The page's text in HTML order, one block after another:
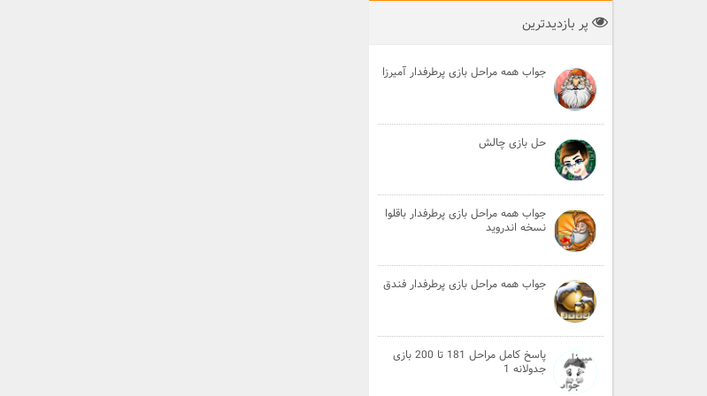
پر بازدیدترین
جواب همه مراحل بازی پرطرفدار آمیرزا
حل بازی چالش
جواب همه مراحل بازی پرطرفدار باقلوا
نسخه اندروید
جواب همه مراحل بازی پرطرفدار فندق
پاسخ کامل مراحل 181 تا 200 بازی
جدولانه 1